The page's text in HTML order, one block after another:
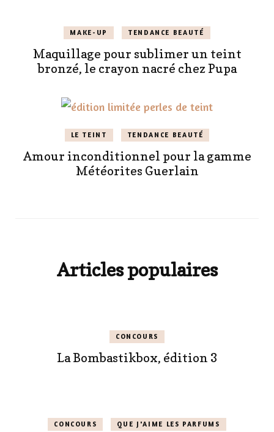
MAKE-UP TENDANCE BEAUTÉ
Maquillage pour sublimer un teint
bronzé, le crayon nacré chez Pupa
LE TEINT TENDANCE BEAUTÉ
Amour inconditionnel pour la gamme
Météorites Guerlain
Articles populaires
CONCOURS
La Bombastikbox, édition 3
CONCOURS QUE J'AIME LES PARFUMS